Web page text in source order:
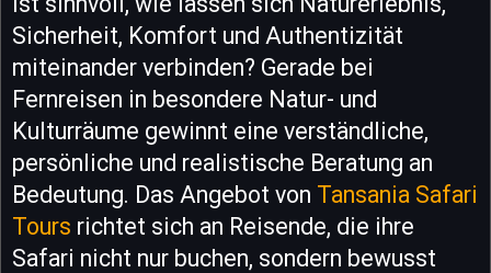
Sicherheit, Komfort und Authentizität
miteinander verbinden? Gerade bei
Fernreisen in besondere Natur- und
Kulturräume gewinnt eine verständliche,
persönliche und realistische Beratung an
Bedeutung. Das Angebot von Tansania Safari
Tours richtet sich an Reisende, die ihre
Safari nicht nur buchen, sondern bewusst